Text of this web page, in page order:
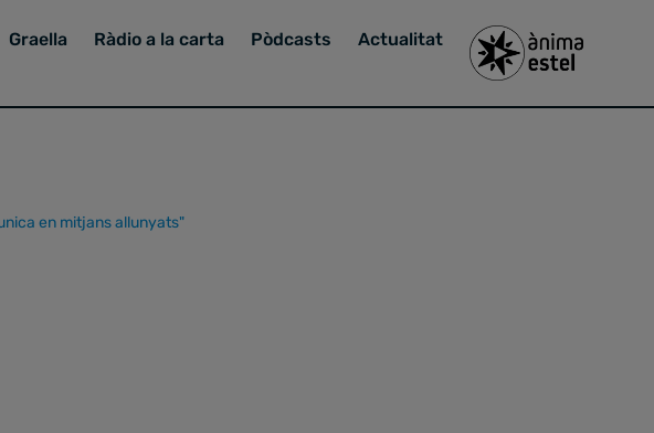
Graella Ràdio a la carta Pòdcasts Actualitat
en mitjans allunyats"